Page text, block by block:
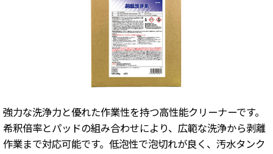
強力な洗浄力と優れた作業性を持つ高性能クリーナーです。
希釈倍率とパッドの組み合わせにより、広範な洗浄から剥離
作業まで対応可能です。低泡性で泡切れが良く、汚水タンク